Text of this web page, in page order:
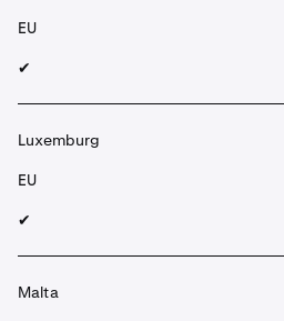
EU
✔︎
Luxemburg
EU
✔︎
Malta